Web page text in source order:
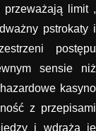
przeważają limit ,
pstrokaty i
postępu
sensie niż
kasyno
z przepisami
i wdraża je